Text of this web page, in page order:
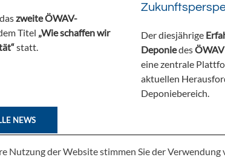
zweite ÖWAV-
Titel „Wie schaffen wir
statt.
Der diesjährige
DeponiedesÖWAV
eine zentrale
aktuellen
Deponiebereich.
NEWS
Nutzung der Website stimmen Sie der Verwendung